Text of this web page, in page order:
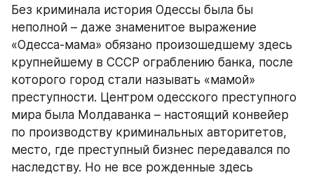
Без криминала история Одессы была бы
неполной – даже знаменитое выражение
«Одесса-мама» обязано произошедшему здесь
крупнейшему в СССР ограблению банка, после
которого город стали называть «мамой»
преступности. Центром одесского преступного
мира была Молдаванка – настоящий конвейер
по производству криминальных авторитетов,
место, где преступный бизнес передавался по
наследству. Но не все рожденные здесь